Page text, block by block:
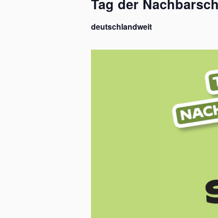
Tag der
deutschlandweit